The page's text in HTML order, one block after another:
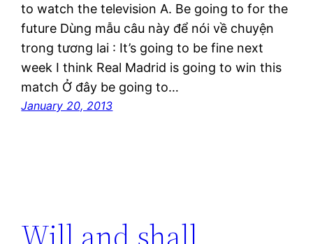
to watch the television A. Be going to for the
future Dùng mẫu câu này để nói về chuyện
trong tương lai : It’s going to be fine next
week I think Real Madrid is going to win this
match Ở đây be going to…
January 20, 2013